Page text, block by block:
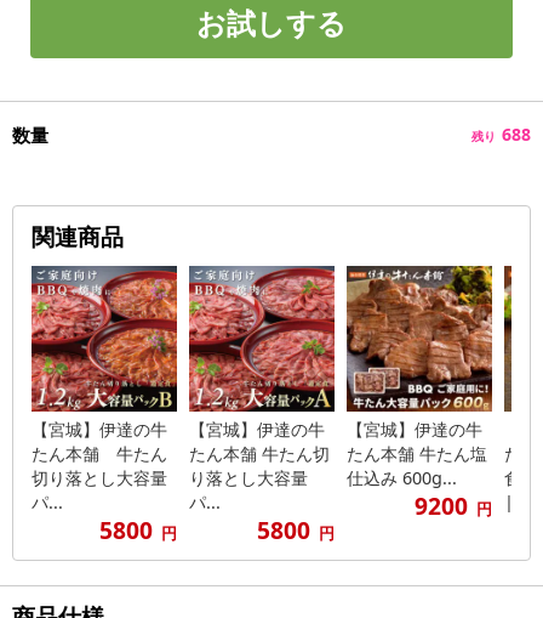
お試しする
数量 残り 688
関連商品
【宮城】伊達の牛
たん本舗 牛たん
切り落とし大容量
パ...
5800 円
【宮城】伊達の牛
たん本舗 牛たん切
り落とし大容量
パ...
5800 円
【宮城】伊達の牛
たん本舗 牛たん塩
仕込み 600g...
9200 円
た
食べ
|...